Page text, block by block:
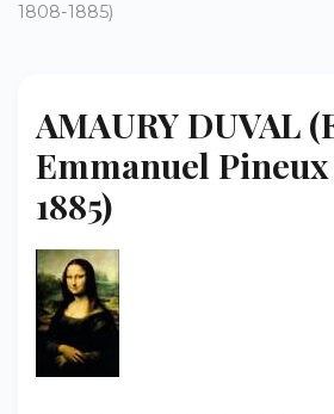
1808-1885)
AMAURY DUVAL
Emmanuel
1885)